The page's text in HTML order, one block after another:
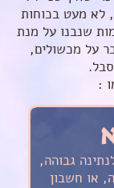
לא מעט בכוחות
שנבנו על מנת
על מכשולים,
:
גבוהה,
או חשבון